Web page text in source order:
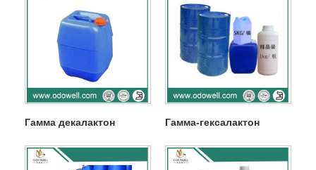
Гамма декалактон Гамма-гексалактон